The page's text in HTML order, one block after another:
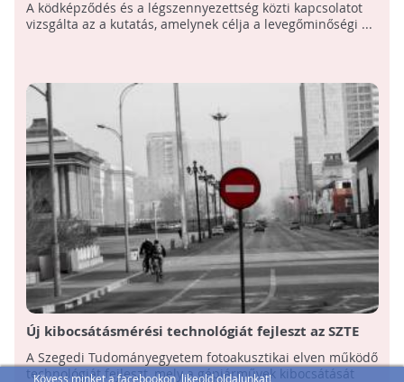
Kövess minket a facebookon, likeold oldalunkat!
A ködképződés és a légszennyezettség közti kapcsolatot
vizsgálta az a kutatás, amelynek célja a levegőminőségi ...
Új kibocsátásmérési technológiát fejleszt az SZTE
A Szegedi Tudományegyetem fotoakusztikai elven működő
technológiát fejleszt, mely a gépjárművek kibocsátását